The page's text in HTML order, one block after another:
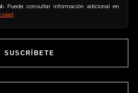
Puede consultar información adicional en
.
SUSCRÍBETE